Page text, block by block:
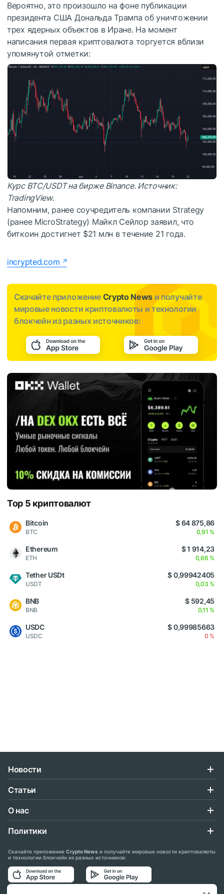
Вероятно, это произошло на фоне публикации
президента США Дональда Трампа об уничтожении
трех ядерных объектов в Иране. На момент
написания первая криптовалюта торгуется вблизи
упомянутой отметки:
Курс BTC/USDT на бирже Binance. Источник:
TradingView.
Напомним, ранее соучредитель компании Strategy
(ранее MicroStrategy) Майкл Сейлор заявил, что
биткоин достигнет $21 млн в течение 21 года.
incrypted.com
Скачайте приложение Crypto News и получайте
мировые новости криптовалюты и технологии
блокчейн из разных источников:
Top 5 криптовалют
Bitcoin
BTC
$ 64 875,86
0,91 %
Ethereum
ETH
$ 1 914,23
0,66 %
Tether USDt
USDT
$ 0,99942405
0,03 %
BNB
BNB
$ 592,45
0,11 %
USDC
USDC
$ 0,99985663
0 %
Новости
Статьи
О нас
Политики
Скачайте приложение Crypto News и получайте мировые новости криптовалюты
и технологии блокчейн из разных источников: